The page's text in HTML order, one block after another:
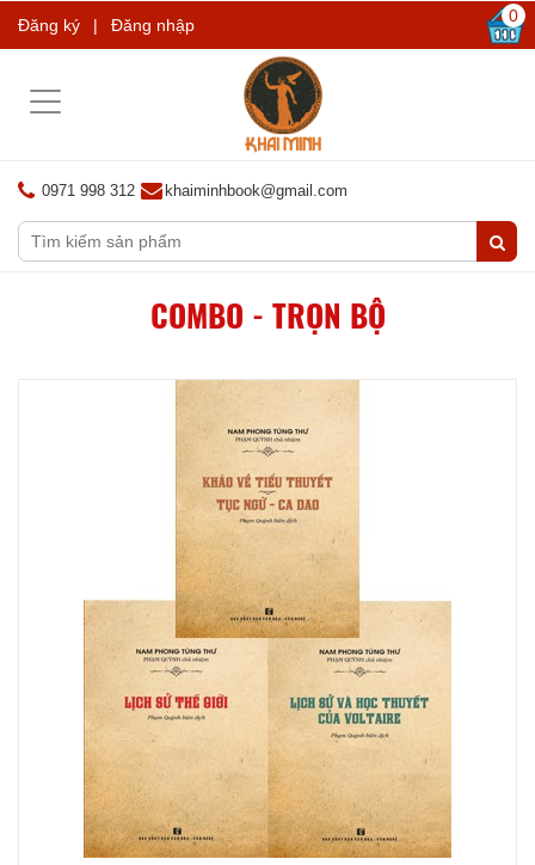
Đăng ký | Đăng nhập 0
Toggle
0971 998 312 khaiminhbook@gmail.com
COMBO - TRỌN BỘ